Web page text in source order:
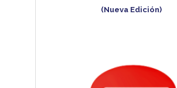
(Nueva Edición)